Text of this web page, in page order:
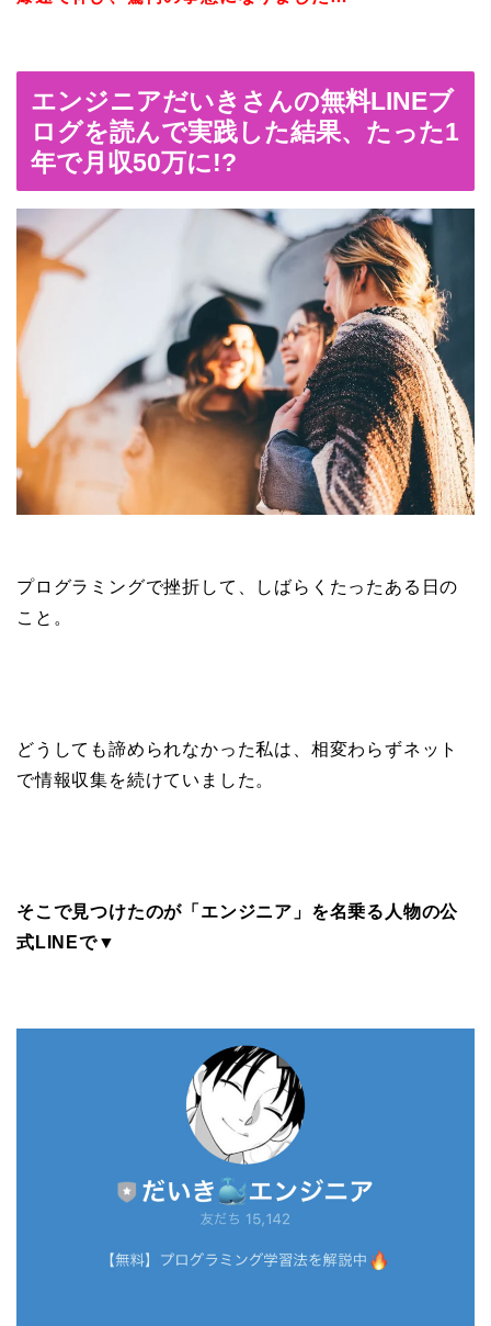
エンジニアだいきさんの無料LINEブ
ログを読んで実践した結果、たった1
年で月収50万に!?
プログラミングで挫折して、しばらくたったある日の
こと。
どうしても諦められなかった私は、相変わらずネット
で情報収集を続けていました。
そこで見つけたのが「エンジニア」を名乗る人物の公
式LINEで▼